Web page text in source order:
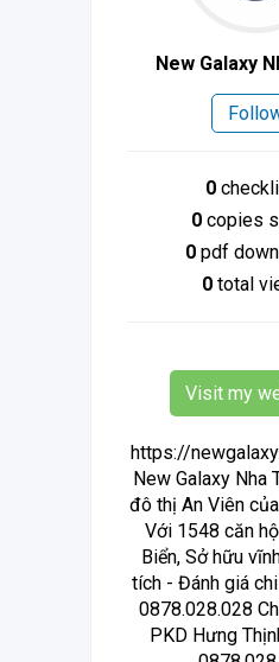
New Galaxy
0
0 copies
0 pdf
0 total
Visit my
https://
New Galaxy Nha
đô thị An Viên
Với 1548 căn
Biển, Sở hữu
tích - Đánh giá
0878.028.028
PKD Hưng